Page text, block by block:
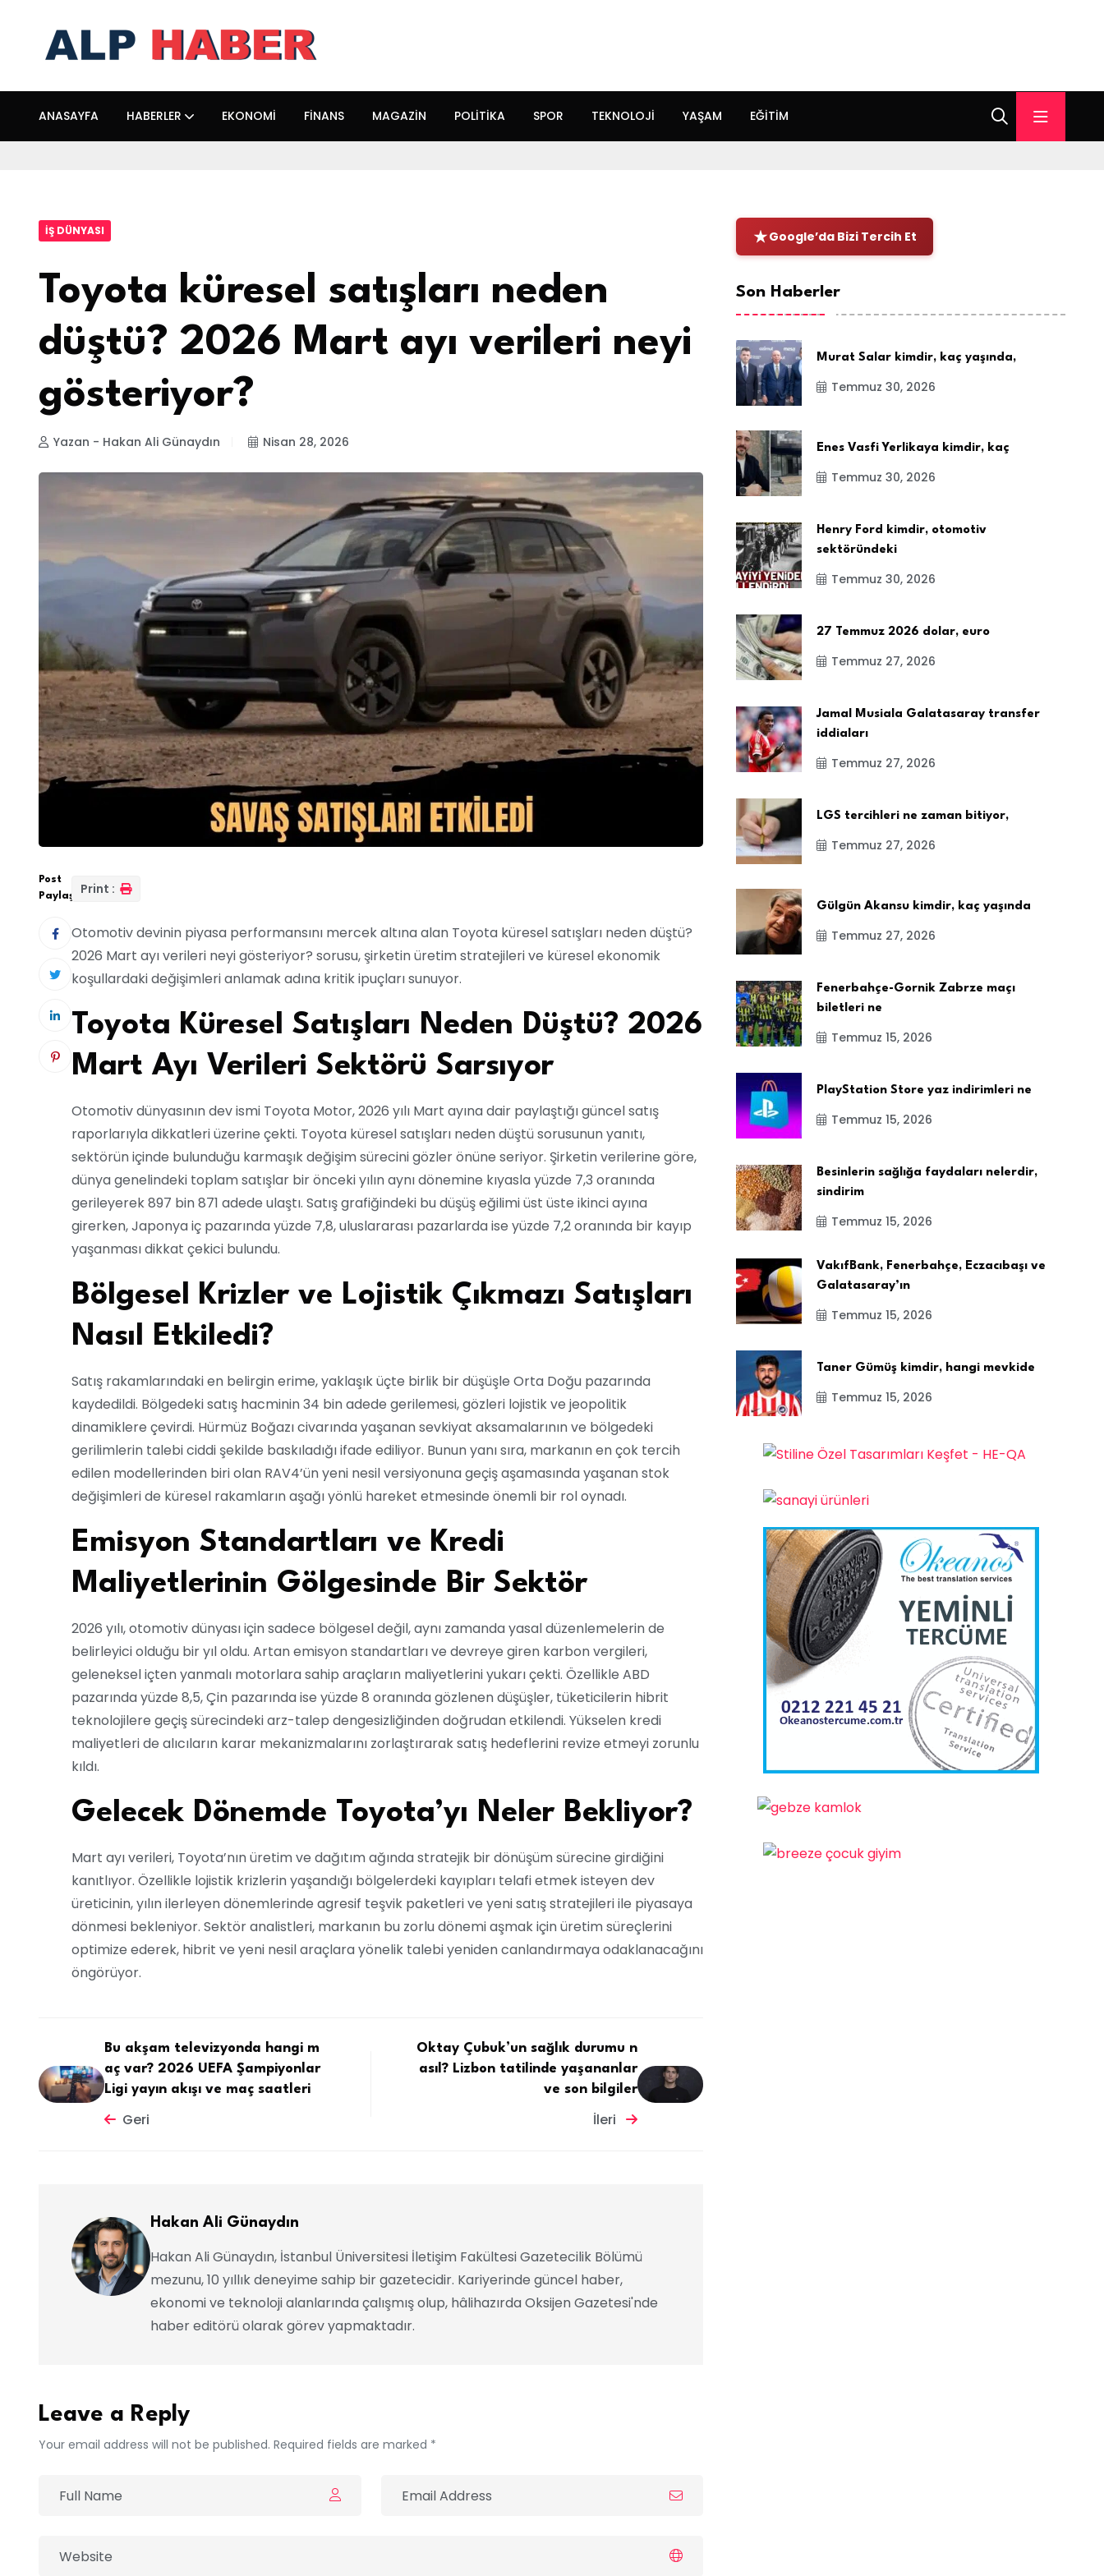
ANASAYFA HABERLER EKONOMI FINANS MAGAZIN POLITIKA SPOR TEKNOLOJI YAŞAM EĞITIM
İŞ DÜNYASI
Toyota küresel satışları neden
düştü? 2026 Mart ayı verileri neyi
gösteriyor?
Yazan - Hakan Ali Günaydın Nisan 28, 2026
Post
Paylaş:
Print :
Otomotiv devinin piyasa performansını mercek altına alan Toyota küresel satışları neden düştü?
2026 Mart ayı verileri neyi gösteriyor? sorusu, şirketin üretim stratejileri ve küresel ekonomik
koşullardaki değişimleri anlamak adına kritik ipuçları sunuyor.
Toyota Küresel Satışları Neden Düştü? 2026
Mart Ayı Verileri Sektörü Sarsıyor
Otomotiv dünyasının dev ismi Toyota Motor, 2026 yılı Mart ayına dair paylaştığı güncel satış
raporlarıyla dikkatleri üzerine çekti. Toyota küresel satışları neden düştü sorusunun yanıtı,
sektörün içinde bulunduğu karmaşık değişim sürecini gözler önüne seriyor. Şirketin verilerine göre,
dünya genelindeki toplam satışlar bir önceki yılın aynı dönemine kıyasla yüzde 7,3 oranında
gerileyerek 897 bin 871 adede ulaştı. Satış grafiğindeki bu düşüş eğilimi üst üste ikinci ayına
girerken, Japonya iç pazarında yüzde 7,8, uluslararası pazarlarda ise yüzde 7,2 oranında bir kayıp
yaşanması dikkat çekici bulundu.
Bölgesel Krizler ve Lojistik Çıkmazı Satışları
Nasıl Etkiledi?
Satış rakamlarındaki en belirgin erime, yaklaşık üçte birlik bir düşüşle Orta Doğu pazarında
kaydedildi. Bölgedeki satış hacminin 34 bin adede gerilemesi, gözleri lojistik ve jeopolitik
dinamiklere çevirdi. Hürmüz Boğazı civarında yaşanan sevkiyat aksamalarının ve bölgedeki
gerilimlerin talebi ciddi şekilde baskıladığı ifade ediliyor. Bunun yanı sıra, markanın en çok tercih
edilen modellerinden biri olan RAV4’ün yeni nesil versiyonuna geçiş aşamasında yaşanan stok
değişimleri de küresel rakamların aşağı yönlü hareket etmesinde önemli bir rol oynadı.
Emisyon Standartları ve Kredi
Maliyetlerinin Gölgesinde Bir Sektör
2026 yılı, otomotiv dünyası için sadece bölgesel değil, aynı zamanda yasal düzenlemelerin de
belirleyici olduğu bir yıl oldu. Artan emisyon standartları ve devreye giren karbon vergileri,
geleneksel içten yanmalı motorlara sahip araçların maliyetlerini yukarı çekti. Özellikle ABD
pazarında yüzde 8,5, Çin pazarında ise yüzde 8 oranında gözlenen düşüşler, tüketicilerin hibrit
teknolojilere geçiş sürecindeki arz-talep dengesizliğinden doğrudan etkilendi. Yükselen kredi
maliyetleri de alıcıların karar mekanizmalarını zorlaştırarak satış hedeflerini revize etmeyi zorunlu
kıldı.
Gelecek Dönemde Toyota’yı Neler Bekliyor?
Mart ayı verileri, Toyota’nın üretim ve dağıtım ağında stratejik bir dönüşüm sürecine girdiğini
kanıtlıyor. Özellikle lojistik krizlerin yaşandığı bölgelerdeki kayıpları telafi etmek isteyen dev
üreticinin, yılın ilerleyen dönemlerinde agresif teşvik paketleri ve yeni satış stratejileri ile piyasaya
dönmesi bekleniyor. Sektör analistleri, markanın bu zorlu dönemi aşmak için üretim süreçlerini
optimize ederek, hibrit ve yeni nesil araçlara yönelik talebi yeniden canlandırmaya odaklanacağını
öngörüyor.
Bu akşam televizyonda hangi m
aç var? 2026 UEFA Şampiyonlar
Ligi yayın akışı ve maç saatleri
Geri
Oktay Çubuk’un sağlık durumu n
asıl? Lizbon tatilinde yaşananlar
ve son bilgiler
İleri
Hakan Ali Günaydın
Hakan Ali Günaydın, İstanbul Üniversitesi İletişim Fakültesi Gazetecilik Bölümü
mezunu, 10 yıllık deneyime sahip bir gazetecidir. Kariyerinde güncel haber,
ekonomi ve teknoloji alanlarında çalışmış olup, hâlihazırda Oksijen Gazetesi'nde
haber editörü olarak görev yapmaktadır.
Leave a Reply
Your email address will not be published. Required fields are marked *
Google’da Bizi Tercih Et
Son Haberler
Murat Salar kimdir, kaç yaşında,
Temmuz 30, 2026
Enes Vasfi Yerlikaya kimdir, kaç
Temmuz 30, 2026
Henry Ford kimdir, otomotiv
sektöründeki
Temmuz 30, 2026
27 Temmuz 2026 dolar, euro
Temmuz 27, 2026
Jamal Musiala Galatasaray transfer
iddiaları
Temmuz 27, 2026
LGS tercihleri ne zaman bitiyor,
Temmuz 27, 2026
Gülgün Akansu kimdir, kaç yaşında
Temmuz 27, 2026
Fenerbahçe-Gornik Zabrze maçı
biletleri ne
Temmuz 15, 2026
PlayStation Store yaz indirimleri ne
Temmuz 15, 2026
Besinlerin sağlığa faydaları nelerdir,
sindirim
Temmuz 15, 2026
VakıfBank, Fenerbahçe, Eczacıbaşı ve
Galatasaray’ın
Temmuz 15, 2026
Taner Gümüş kimdir, hangi mevkide
Temmuz 15, 2026